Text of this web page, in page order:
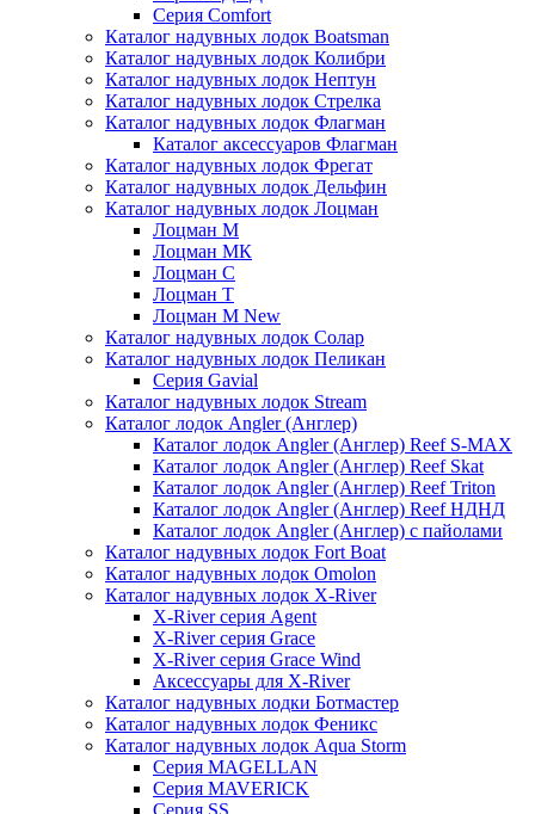
Серия Comfort
Каталог надувных лодок Boatsman
Каталог надувных лодок Колибри
Каталог надувных лодок Нептун
Каталог надувных лодок Стрелка
Каталог надувных лодок Флагман
Каталог аксессуаров Флагман
Каталог надувных лодок Фрегат
Каталог надувных лодок Дельфин
Каталог надувных лодок Лоцман
Лоцман М
Лоцман МК
Лоцман С
Лоцман Т
Лоцман М New
Каталог надувных лодок Солар
Каталог надувных лодок Пеликан
Серия Gavial
Каталог надувных лодок Stream
Каталог лодок Angler (Англер)
Каталог лодок Angler (Англер) Reef S-MAX
Каталог лодок Angler (Англер) Reef Skat
Каталог лодок Angler (Англер) Reef Triton
Каталог лодок Angler (Англер) Reef НДНД
Каталог лодок Angler (Англер) с пайолами
Каталог надувных лодок Fort Boat
Каталог надувных лодок Omolon
Каталог надувных лодок X-River
X-River серия Agent
X-River серия Grace
X-River серия Grace Wind
Аксессуары для X-River
Каталог надувных лодки Ботмастер
Каталог надувных лодок Феникc
Каталог надувных лодок Aqua Storm
Серия MAGELLAN
Серия MAVERICK
Серия SS